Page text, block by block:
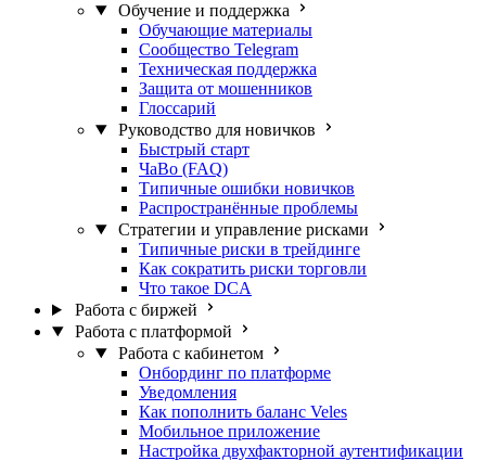
Обучение и поддержка
Обучающие материалы
Сообщество Telegram
Техническая поддержка
Защита от мошенников
Глоссарий
Руководство для новичков
Быстрый старт
ЧаВо (FAQ)
Типичные ошибки новичков
Распространённые проблемы
Стратегии и управление рисками
Типичные риски в трейдинге
Как сократить риски торговли
Что такое DCA
Работа с биржей
Работа с платформой
Работа с кабинетом
Онбординг по платформе
Уведомления
Как пополнить баланс Veles
Мобильное приложение
Настройка двухфакторной аутентификации